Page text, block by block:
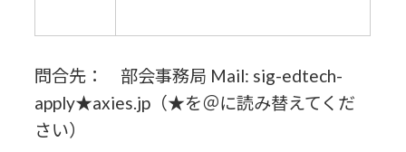
問合先： 部会事務局 Mail: sig-edtech-
apply★axies.jp（★を＠に読み替えてくだ
さい）